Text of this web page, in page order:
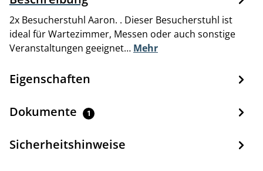
2x Besucherstuhl Aaron. . Dieser Besucherstuhl ist
ideal für Wartezimmer, Messen oder auch sonstige
Veranstaltungen geeignet… Mehr
Eigenschaften
Dokumente 1
Sicherheitshinweise